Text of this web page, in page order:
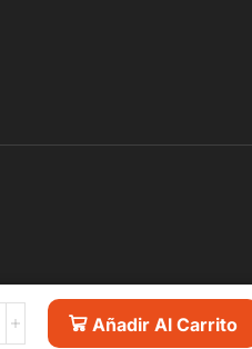
Añadir Al Carrito